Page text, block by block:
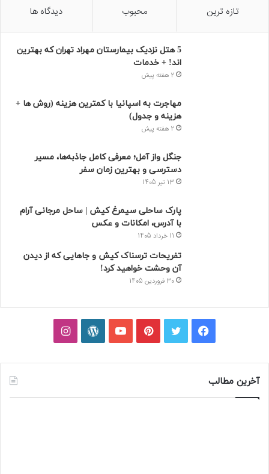
تازه ترین محبوب دیدگاه ها
5 هتل نزدیک بیمارستان مهراد تهران که بهترین‌
اند! + خدمات
2 هفته پیش
مهاجرت به اسپانیا با کمترین هزینه (روش ها +
هزینه و جدول)
2 هفته پیش
جنگل واز آمل؛ معرفی کامل جاذبه‌ها، مسیر
دسترسی و بهترین زمان سفر
13 تیر 1405
پارک ساحلی سیمرغ کیش | ساحل مرجانی آرام
با آدرس، امکانات و عکس
11 خرداد 1405
تفریحات ترسناک کیش و جاهایی که از دیدن
آن وحشت خواهید کرد!
30 فروردین 1405
فیسبوکتوییترپینتریستیوتیوبوردپرساینستاگرام
آخرین مطالب